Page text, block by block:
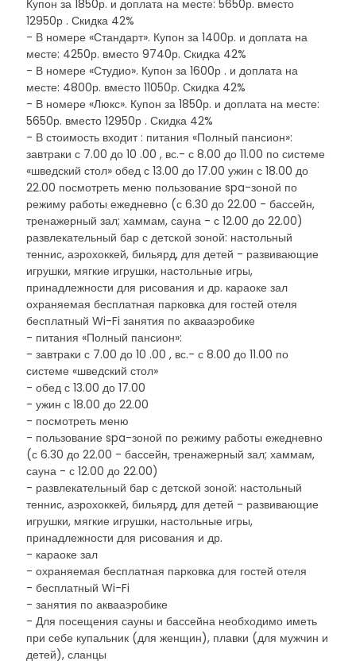
Купон за 1850р. и доплата на месте: 5650р. вместо
12950р . Скидка 42%
- В номере «Стандарт». Купон за 1400р. и доплата на
месте: 4250р. вместо 9740р. Скидка 42%
- В номере «Студио». Купон за 1600р . и доплата на
месте: 4800р. вместо 11050р. Скидка 42%
- В номере «Люкс». Купон за 1850р. и доплата на месте:
5650р. вместо 12950р . Скидка 42%
- В стоимость входит : питания «Полный пансион»:
завтраки с 7.00 до 10 .00 , вс.- с 8.00 до 11.00 по системе
«шведский стол» обед с 13.00 до 17.00 ужин с 18.00 до
22.00 посмотреть меню пользование spa-зоной по
режиму работы ежедневно (с 6.30 до 22.00 - бассейн,
тренажерный зал; хаммам, сауна - с 12.00 до 22.00)
развлекательный бар с детской зоной: настольный
теннис, аэрохоккей, бильярд, для детей - развивающие
игрушки, мягкие игрушки, настольные игры,
принадлежности для рисования и др. караоке зал
охраняемая бесплатная парковка для гостей отеля
бесплатный Wi-Fi занятия по аквааэробике
- питания «Полный пансион»:
- завтраки с 7.00 до 10 .00 , вс.- с 8.00 до 11.00 по
системе «шведский стол»
- обед с 13.00 до 17.00
- ужин с 18.00 до 22.00
- посмотреть меню
- пользование spa-зоной по режиму работы ежедневно
(с 6.30 до 22.00 - бассейн, тренажерный зал; хаммам,
сауна - с 12.00 до 22.00)
- развлекательный бар с детской зоной: настольный
теннис, аэрохоккей, бильярд, для детей - развивающие
игрушки, мягкие игрушки, настольные игры,
принадлежности для рисования и др.
- караоке зал
- охраняемая бесплатная парковка для гостей отеля
- бесплатный Wi-Fi
- занятия по аквааэробике
- Для посещения сауны и бассейна необходимо иметь
при себе купальник (для женщин), плавки (для мужчин и
детей), сланцы